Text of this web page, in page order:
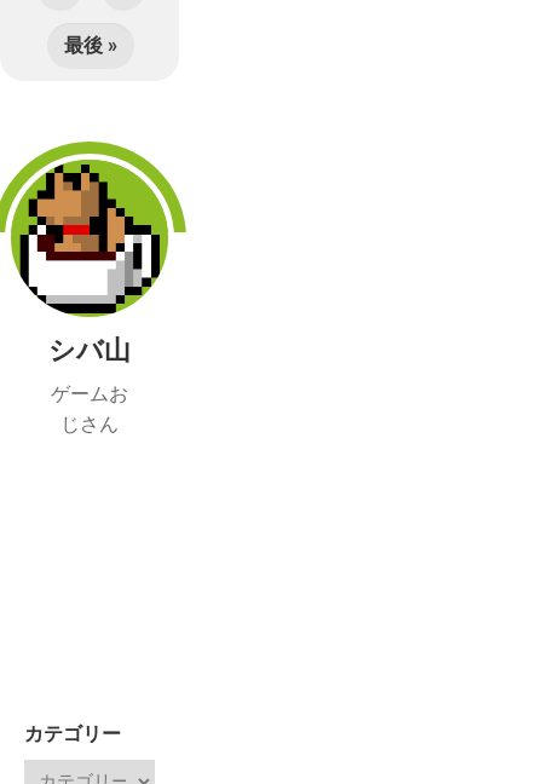
最後 »
シバ山
ゲームお
じさん
カテゴリー